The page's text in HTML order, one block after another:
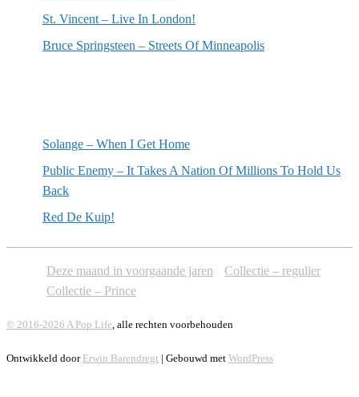
St. Vincent – Live In London!
Bruce Springsteen – Streets Of Minneapolis
Solange – When I Get Home
Public Enemy – It Takes A Nation Of Millions To Hold Us
Back
Red De Kuip!
Deze maand in voorgaande jaren
Collectie – regulier
Collectie – Prince
© 2016-2026 A Pop Life, alle rechten voorbehouden
Ontwikkeld door Erwin Barendregt | Gebouwd met WordPress